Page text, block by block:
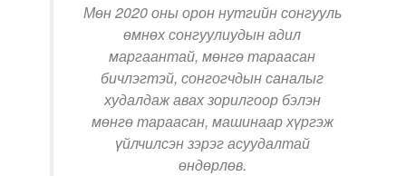
Мөн 2020 оны орон нутгийн сонгууль
өмнөх сонгуулиудын адил
маргаантай, мөнгө тараасан
бичлэгтэй, сонгогчдын саналыг
худалдаж авах зорилгоор бэлэн
мөнгө тараасан, машинаар хүргэж
үйлчилсэн зэрэг асуудалтай
өндөрлөв.